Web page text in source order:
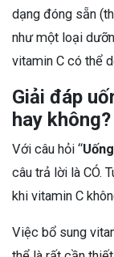
dạng đóng sẵn
như một loại
vitamin C có thể
Giải đáp
hay không?
Với câu hỏi “
câu trả lời là CÓ.
khi vitamin C
Việc bổ sung